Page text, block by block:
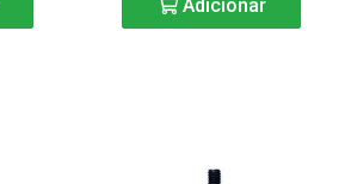
Adicionar